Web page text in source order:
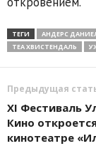
ТЕГИ АНДЕРС
ТЕА ХВИСТЕНДАЛЬ
Предыдущая
XI Фестиваль
Кино
кинотеатре